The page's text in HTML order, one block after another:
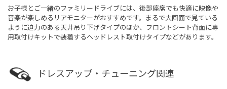
お子様とご一緒のファミリードライブには、後部座席でも快適に映像や
音楽が楽しめるリアモニターがおすすめです。まるで大画面で見ている
ように迫力のある天井吊り下げタイプのほか、フロントシート背面に専
用取付けキットで装着するヘッドレスト取付けタイプなどがあります。
ドレスアップ・チューニング関連